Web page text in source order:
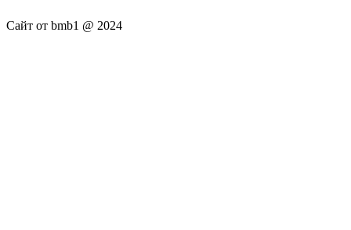
Сайт от bmb1 @ 2024